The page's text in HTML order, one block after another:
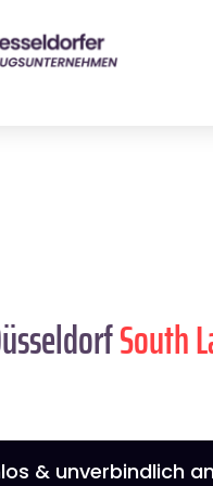
South
& unverbindlich